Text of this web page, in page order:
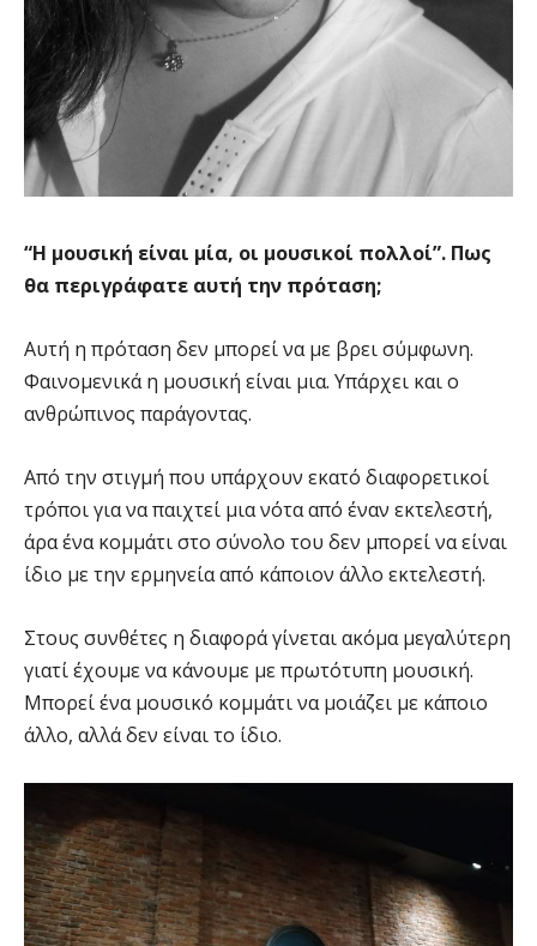
“Η μουσική είναι μία, οι μουσικοί πολλοί”. Πως
θα περιγράφατε αυτή την πρόταση;
Αυτή η πρόταση δεν μπορεί να με βρει σύμφωνη.
Φαινομενικά η μουσική είναι μια. Υπάρχει και ο
ανθρώπινος παράγοντας.
Από την στιγμή που υπάρχουν εκατό διαφορετικοί
τρόποι για να παιχτεί μια νότα από έναν εκτελεστή,
άρα ένα κομμάτι στο σύνολο του δεν μπορεί να είναι
ίδιο με την ερμηνεία από κάποιον άλλο εκτελεστή.
Στους συνθέτες η διαφορά γίνεται ακόμα μεγαλύτερη
γιατί έχουμε να κάνουμε με πρωτότυπη μουσική.
Μπορεί ένα μουσικό κομμάτι να μοιάζει με κάποιο
άλλο, αλλά δεν είναι το ίδιο.